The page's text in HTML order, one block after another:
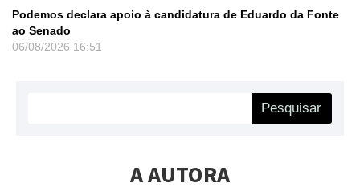
Podemos declara apoio à candidatura de Eduardo da Fonte
ao Senado
06/08/2026 16:51
Pesquisar
A AUTORA